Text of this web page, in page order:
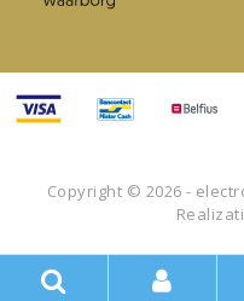
Copyright © 2026 -